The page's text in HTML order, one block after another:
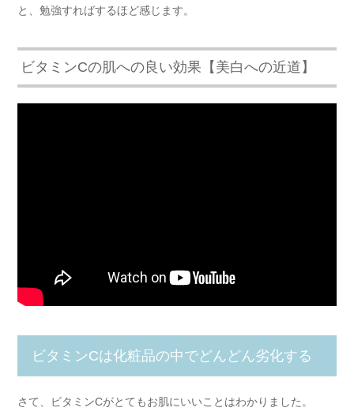
と、勉強すればするほど感じます。
ビタミンCの肌への良い効果【美白への近道】
ビタミンCは化粧品の中でどんどん劣化する
さて、ビタミンCがとてもお肌にいいことはわかりました。